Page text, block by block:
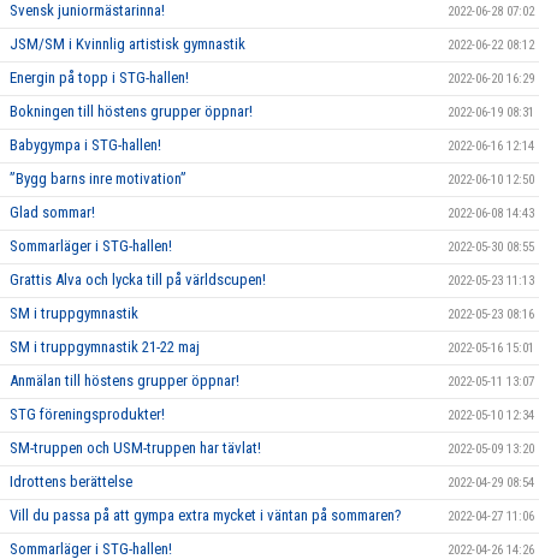
Svensk juniormästarinna! 2022-06-28 07:02
JSM/SM i Kvinnlig artistisk gymnastik 2022-06-22 08:12
Energin på topp i STG-hallen! 2022-06-20 16:29
Bokningen till höstens grupper öppnar! 2022-06-19 08:31
Babygympa i STG-hallen! 2022-06-16 12:14
”Bygg barns inre motivation” 2022-06-10 12:50
Glad sommar! 2022-06-08 14:43
Sommarläger i STG-hallen! 2022-05-30 08:55
Grattis Alva och lycka till på världscupen! 2022-05-23 11:13
SM i truppgymnastik 2022-05-23 08:16
SM i truppgymnastik 21-22 maj 2022-05-16 15:01
Anmälan till höstens grupper öppnar! 2022-05-11 13:07
STG föreningsprodukter! 2022-05-10 12:34
SM-truppen och USM-truppen har tävlat! 2022-05-09 13:20
Idrottens berättelse 2022-04-29 08:54
Vill du passa på att gympa extra mycket i väntan på sommaren? 2022-04-27 11:06
Sommarläger i STG-hallen! 2022-04-26 14:26